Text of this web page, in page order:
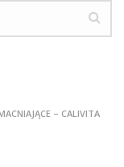
– CALIVITA